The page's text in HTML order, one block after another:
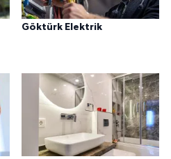
Göktürk Elektrik